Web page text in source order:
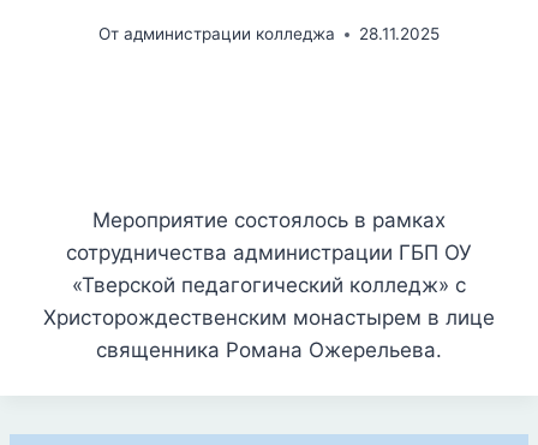
От администрации колледжа 28.11.2025
Мероприятие состоялось в рамках
сотрудничества администрации ГБП ОУ
«Тверской педагогический колледж» с
Христорождественским монастырем в лице
священника Романа Ожерельева.